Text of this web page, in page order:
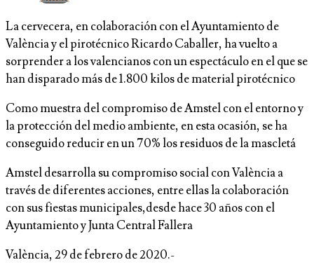
La cervecera, en colaboración con el Ayuntamiento de
València y el pirotécnico Ricardo Caballer, ha vuelto a
sorprender a los valencianos con un espectáculo en el que se
han disparado más de 1.800 kilos de material pirotécnico
Como muestra del compromiso de Amstel con el entorno y
la protección del medio ambiente, en esta ocasión, se ha
conseguido reducir en un 70% los residuos de la mascletá
Amstel desarrolla su compromiso social con València a
través de diferentes acciones, entre ellas la colaboración
con sus fiestas municipales,desde hace 30 años con el
Ayuntamiento y Junta Central Fallera
València, 29 de febrero de 2020.-